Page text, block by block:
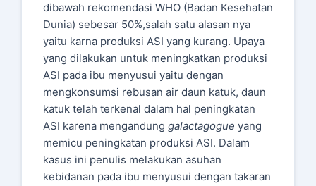
dibawah rekomendasi WHO (Badan Kesehatan
Dunia) sebesar 50%,salah satu alasan nya
yaitu karna produksi ASI yang kurang. Upaya
yang dilakukan untuk meningkatkan produksi
ASI pada ibu menyusui yaitu dengan
mengkonsumsi rebusan air daun katuk, daun
katuk telah terkenal dalam hal peningkatan
ASI karena mengandung galactagogue yang
memicu peningkatan produksi ASI. Dalam
kasus ini penulis melakukan asuhan
kebidanan pada ibu menyusui dengan takaran